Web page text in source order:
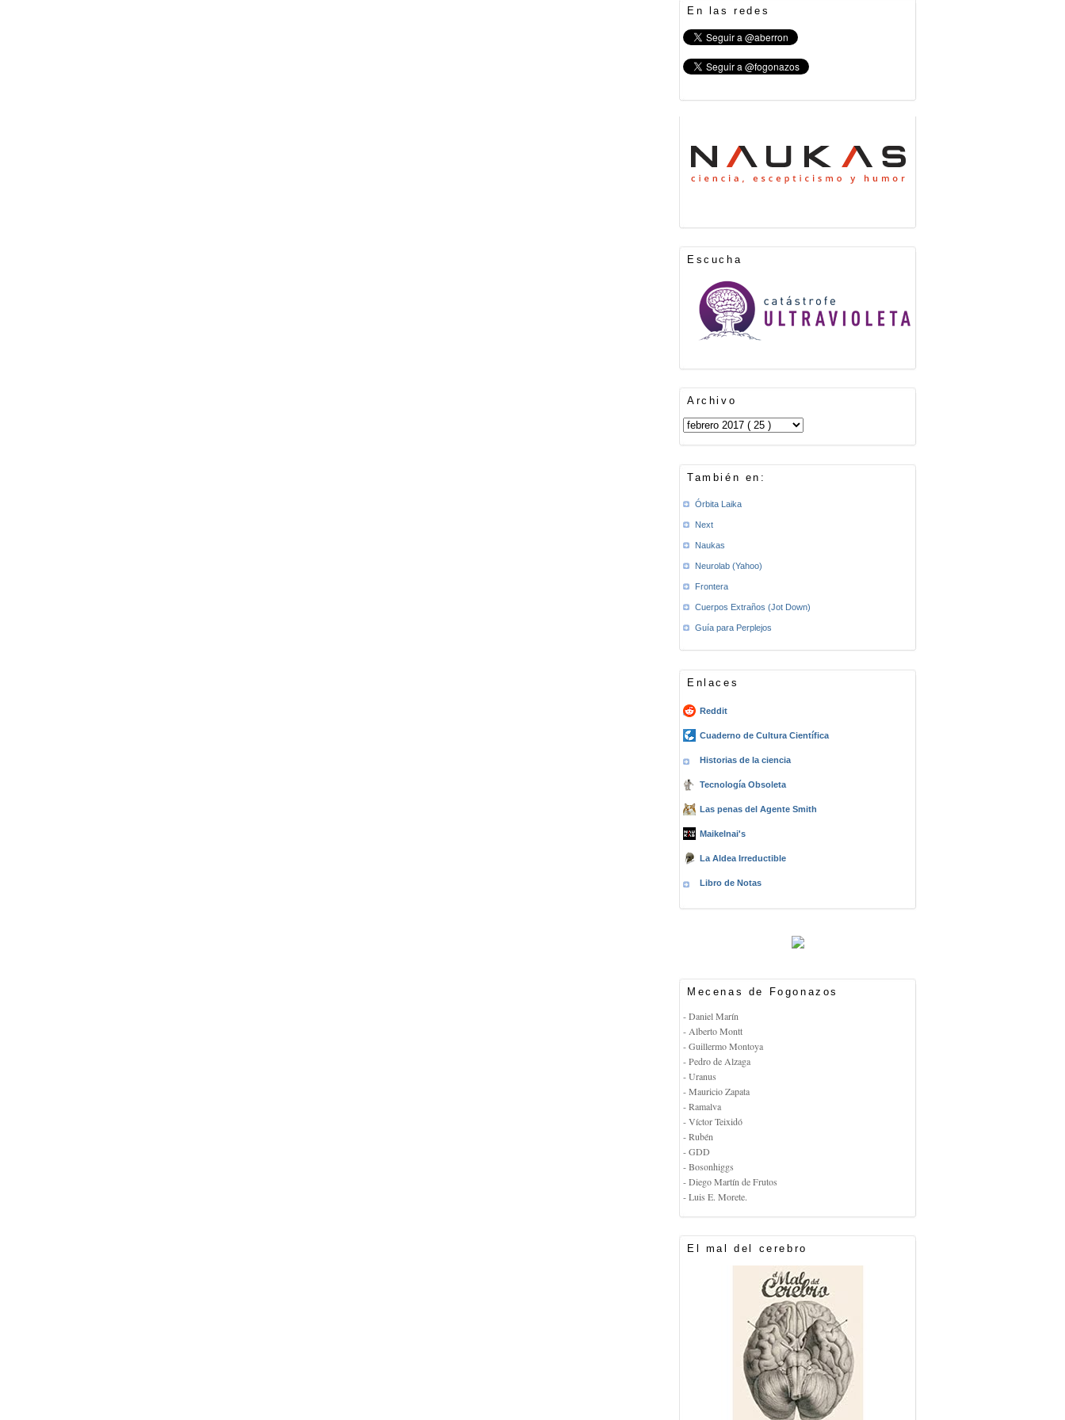
En las redes
Escucha
Archivo
También en:
Órbita Laika
Next
Naukas
Neurolab (Yahoo)
Frontera
Cuerpos Extraños (Jot Down)
Guía para Perplejos
Enlaces
Reddit
Cuaderno de Cultura Científica
Historias de la ciencia
Tecnología Obsoleta
Las penas del Agente Smith
Maikelnai's
La Aldea Irreductible
Libro de Notas
Mecenas de Fogonazos
- Daniel Marín
- Alberto Montt
- Guillermo Montoya
- Pedro de Alzaga
- Uranus
- Mauricio Zapata
- Ramalva
- Víctor Teixidó
- Rubén
- GDD
- Bosonhiggs
- Diego Martín de Frutos
- Luis E. Morete.
El mal del cerebro